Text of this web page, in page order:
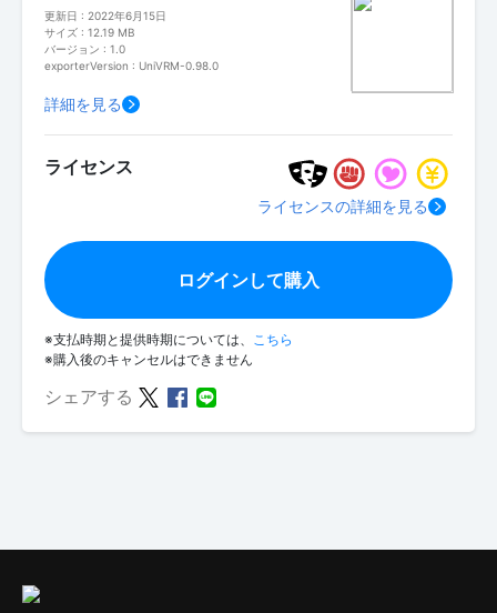
更新日 : 2022年6月15日
サイズ : 12.19 MB
バージョン : 1.0
exporterVersion : UniVRM-0.98.0
詳細を見る
ライセンス
ライセンスの詳細を見る
ログインして購入
※支払時期と提供時期については、 こちら
※購入後のキャンセルはできません
シェアする